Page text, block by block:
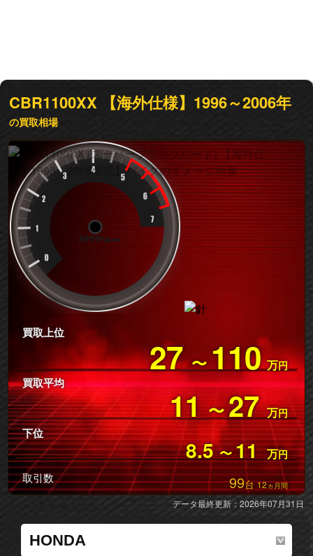
CBR1100XX 【海外仕様】1996～2006年
の買取相場
買取上位
27 〜110 万円
買取平均
11 〜27 万円
下位
8.5 〜11 万円
取引数 99台12ヵ月間
データ最終更新：2026年07月31日